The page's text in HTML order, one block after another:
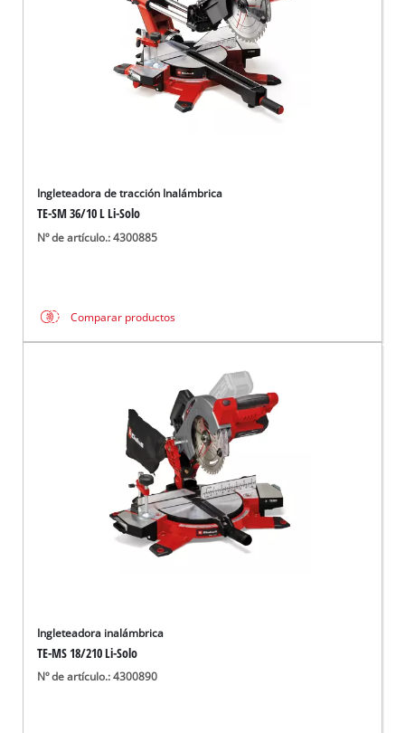
Ingleteadora de tracción Inalámbrica
TE-SM 36/10 L Li-Solo
Nº de artículo.: 4300885
Comparar productos
Ingleteadora inalámbrica
TE-MS 18/210 Li-Solo
Nº de artículo.: 4300890